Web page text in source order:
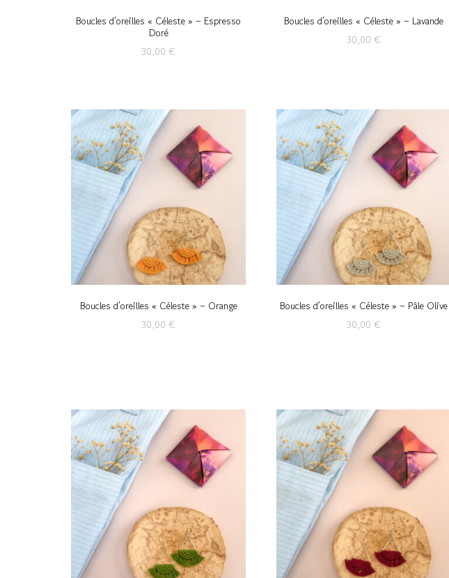
Boucles d’oreilles « Céleste » – Espresso
Doré
30,00€
Boucles d’oreilles « Céleste » – Lavande
30,00 €
Boucles d’oreilles « Céleste » – Orange
30,00€
Boucles d’oreilles « Céleste » – Pâle Olive
30,00 €